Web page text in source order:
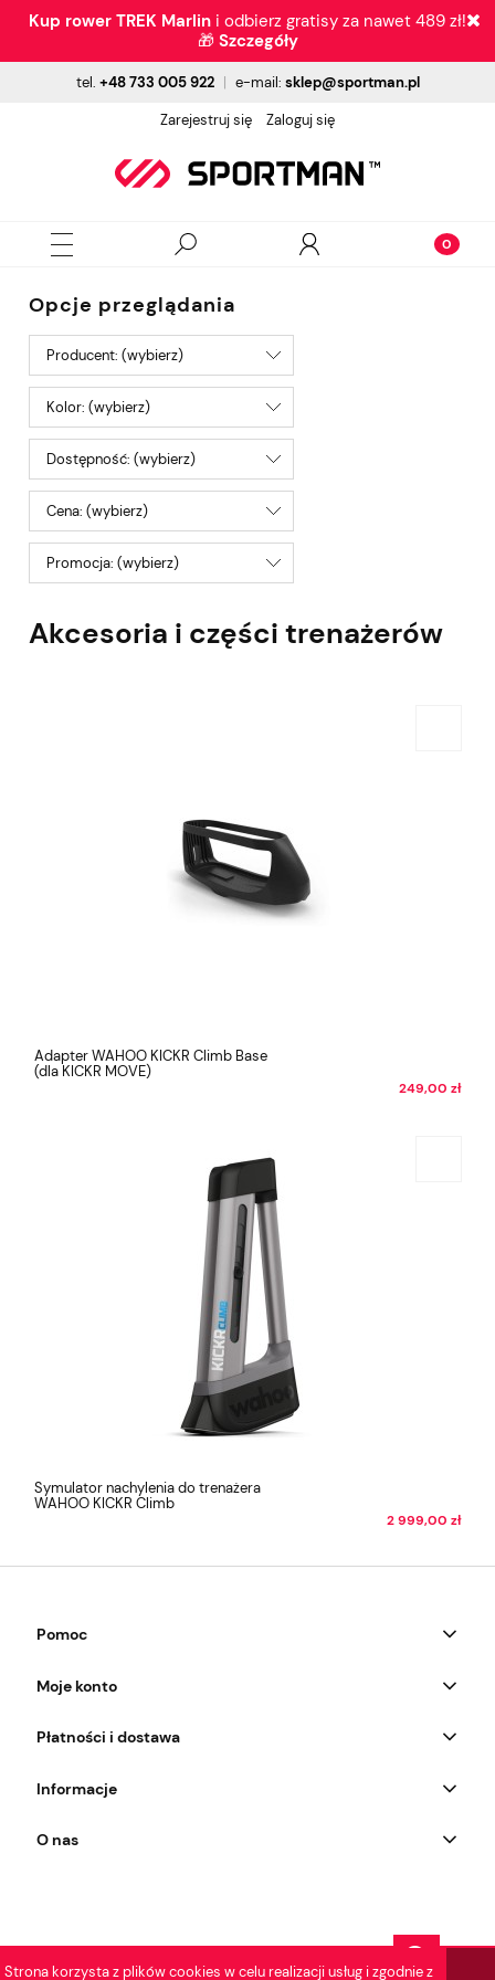
Strona korzysta z plików cookies w celu realizacji usług i zgodnie z
Kup rower TREK Marlin i odbierz gratisy za nawet 489 zł!
🎁 Szczegóły
tel. +48 733 005 922 | e-mail: sklep@sportman.pl
Zarejestruj się
Zaloguj się
Opcje przeglądania
Producent: (wybierz)
Kolor: (wybierz)
Dostępność: (wybierz)
Cena: (wybierz)
Promocja: (wybierz)
Akcesoria i części trenażerów
Adapter WAHOO KICKR Climb Base
(dla KICKR MOVE)
249,00 zł
Symulator nachylenia do trenażera
WAHOO KICKR Climb
2 999,00 zł
Pomoc
Moje konto
Płatności i dostawa
Informacje
O nas
pokaż pełną wersję strony